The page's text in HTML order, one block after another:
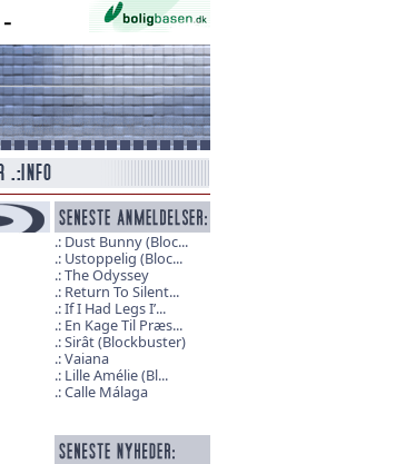
Dust Bunny (Bloc...
Ustoppelig (Bloc...
The Odyssey
Return To Silent...
If I Had Legs I’...
En Kage Til Præs...
Sirât (Blockbuster)
Vaiana
Lille Amélie (Bl...
Calle Málaga